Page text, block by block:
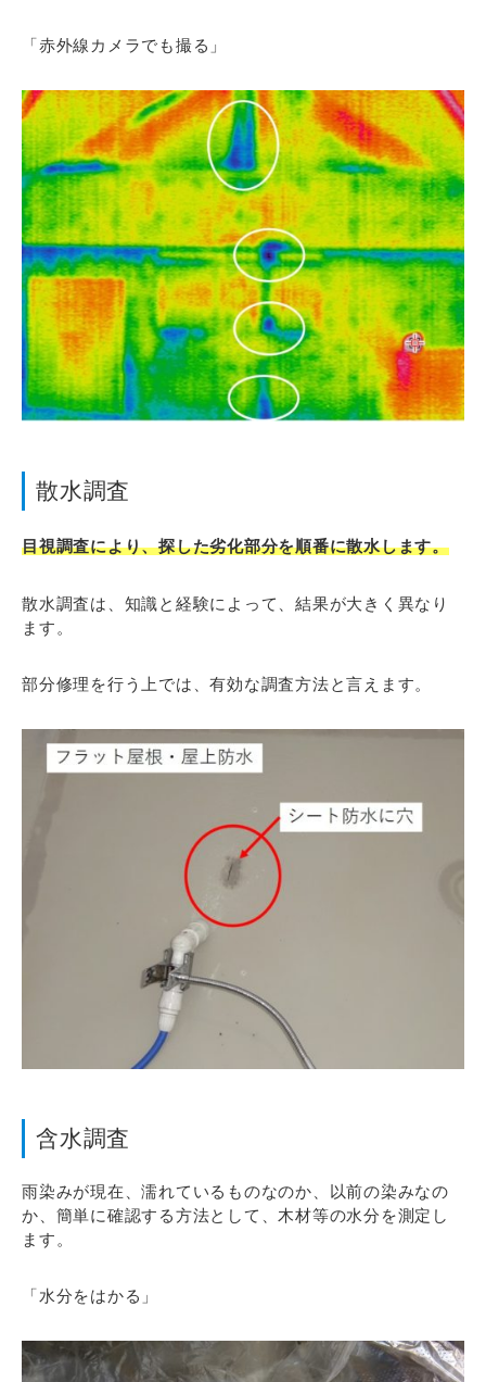
「赤外線カメラでも撮る」
散水調査
目視調査により、探した劣化部分を順番に散水します。
散水調査は、知識と経験によって、結果が大きく異なり
ます。
部分修理を行う上では、有効な調査方法と言えます。
含水調査
雨染みが現在、濡れているものなのか、以前の染みなの
か、簡単に確認する方法として、木材等の水分を測定し
ます。
「水分をはかる」